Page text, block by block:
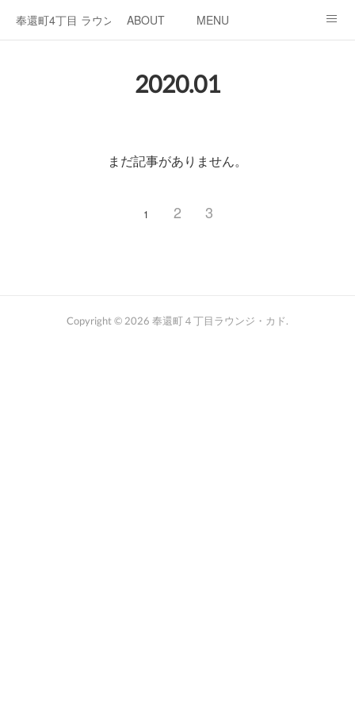
奉還町4丁目 ラウンジ・カド
ABOUT MENU
2020.01
まだ記事がありません。
1 2 3
Copyright © 2026 奉還町４丁目ラウンジ・カド.